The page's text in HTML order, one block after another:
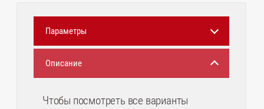
Параметры
Описание
Чтобы посмотреть все варианты